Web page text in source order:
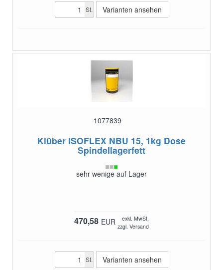
St. Varianten ansehen
1077839
Klüber ISOFLEX NBU 15, 1kg Dose
Spindellagerfett
sehr wenige auf Lager
470,58 EUR
exkl. MwSt.
zzgl. Versand
St. Varianten ansehen